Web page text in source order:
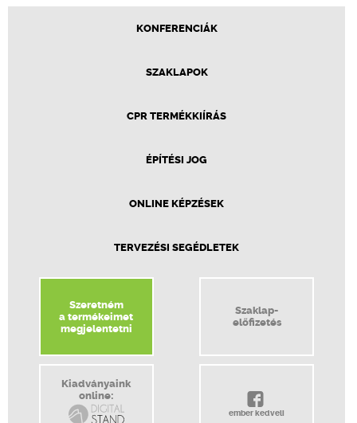
KONFERENCIÁK
SZAKLAPOK
CPR TERMÉKKIÍRÁS
ÉPÍTÉSI JOG
ONLINE KÉPZÉSEK
TERVEZÉSI SEGÉDLETEK
Szeretném
a termékeimet
megjelentetni
Szaklap-
előfizetés
Kiadványaink
online:
ember kedveli